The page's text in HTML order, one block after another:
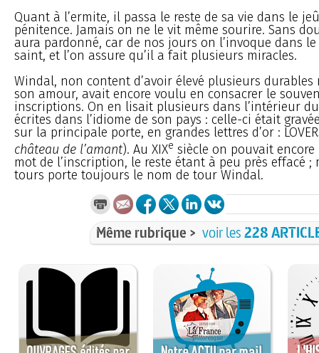
Quant à l’ermite, il passa le reste de sa vie dans le
pénitence. Jamais on ne le vit même sourire. Sans
aura pardonné, car de nos jours on l’invoque dans
saint, et l’on assure qu’il a fait plusieurs miracles.
Windal, non content d’avoir élevé plusieurs durables
son amour, avait encore voulu en consacrer le
inscriptions. On en lisait plusieurs dans l’intérieur
écrites dans l’idiome de son pays : celle-ci était
sur la principale porte, en grandes lettres d’or :
château de l’amant). Au XIXe siècle on pouvait
mot de l’inscription, le reste étant à peu près effacé ;
tours porte toujours le nom de tour Windal.
Même rubrique > voir les228